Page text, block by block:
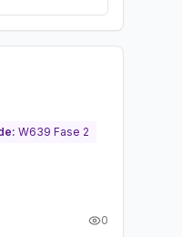
Brukt - god tilstand
W639 Fase 2
0